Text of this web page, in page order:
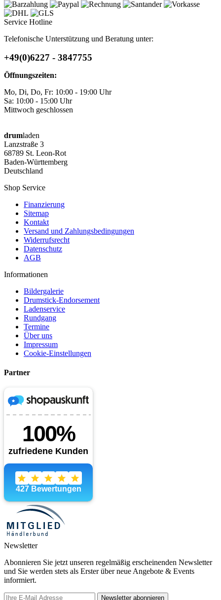
Service Hotline
Telefonische Unterstützung und Beratung unter:
+49(0)6227 - 3847755
Öffnungszeiten:
Mo, Di, Do, Fr: 10:00 - 19:00 Uhr
Sa: 10:00 - 15:00 Uhr
Mittwoch geschlossen
drumladen
Lanzstraße 3
68789 St. Leon-Rot
Baden-Württemberg
Deutschland
Shop Service
Finanzierung
Sitemap
Kontakt
Versand und Zahlungsbedingungen
Widerrufsrecht
Datenschutz
AGB
Informationen
Bildergalerie
Drumstick-Endorsement
Ladenservice
Rundgang
Termine
Über uns
Impressum
Cookie-Einstellungen
Partner
Newsletter
Abonnieren Sie jetzt unseren regelmäßig erscheinenden Newsletter
und Sie werden stets als Erster über neue Angebote & Events
informiert.
Newsletter abonnieren